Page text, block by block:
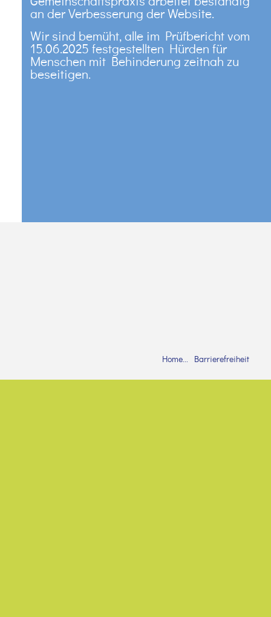
an der Verbesserung der Website.
Wir sind bemüht, alle im Prüfbericht vom
15.06.2025 festgestellten Hürden für
Menschen mit Behinderung zeitnah zu
beseitigen.
Home Barrierefreiheit